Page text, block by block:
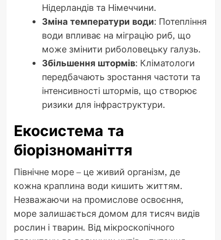
Нідерландів та Німеччини.
Зміна температури води: Потепління
води впливає на міграцію риб, що
може змінити риболовецьку галузь.
Збільшення штормів: Кліматологи
передбачають зростання частоти та
інтенсивності штормів, що створює
ризики для інфраструктури.
Екосистема та
біорізноманіття
Північне море – це живий організм, де
кожна краплина води кишить життям.
Незважаючи на промислове освоєння,
море залишається домом для тисяч видів
рослин і тварин. Від мікроскопічного